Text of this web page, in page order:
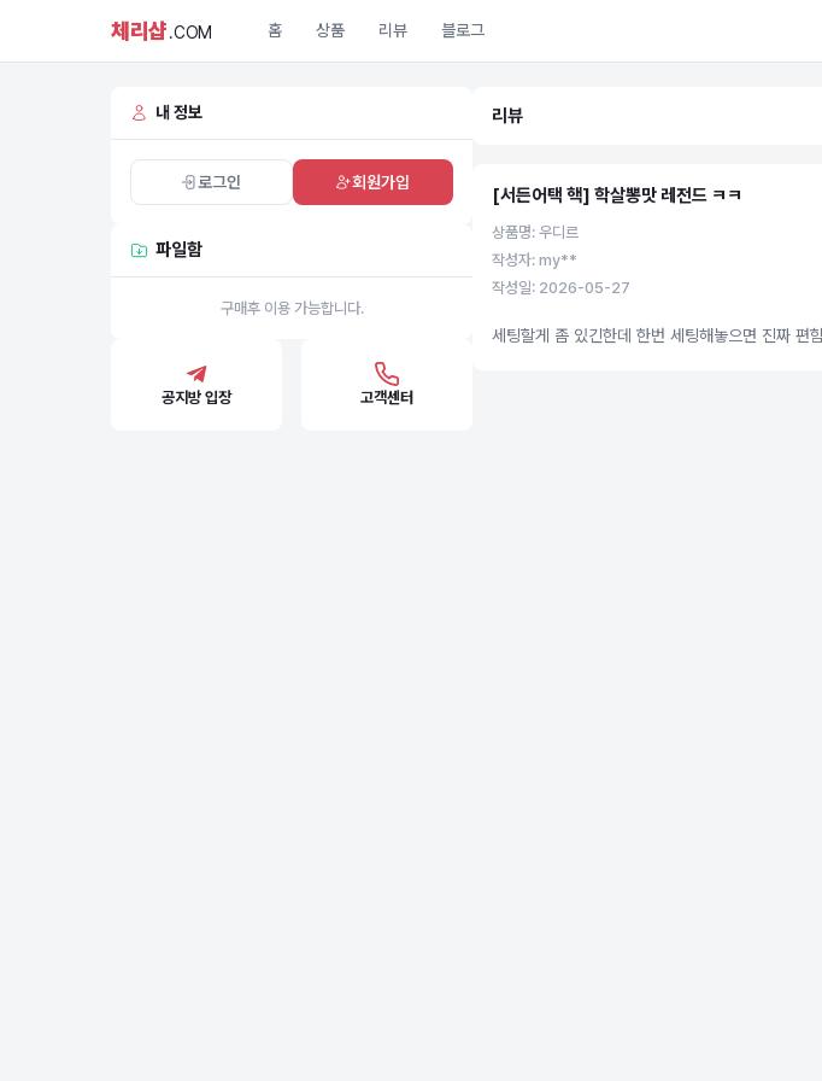
체리샵.COM 홈 상품 리뷰 블로그
내 정보
로그인 회원가입
파일함
구매후 이용 가능합니다.
공지방 입장 고객센터
리뷰
[서든어택 핵] 학살뽕맛 레전드 ㅋㅋ
상품명: 우디르
작성자: my**
작성일: 2026-05-27
세팅할게 좀 있긴한데 한번 세팅해놓으면 진짜 편